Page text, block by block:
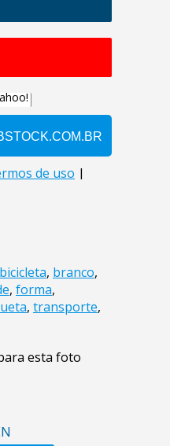
bicicleta, branco,
, forma,
, transporte,
esta foto